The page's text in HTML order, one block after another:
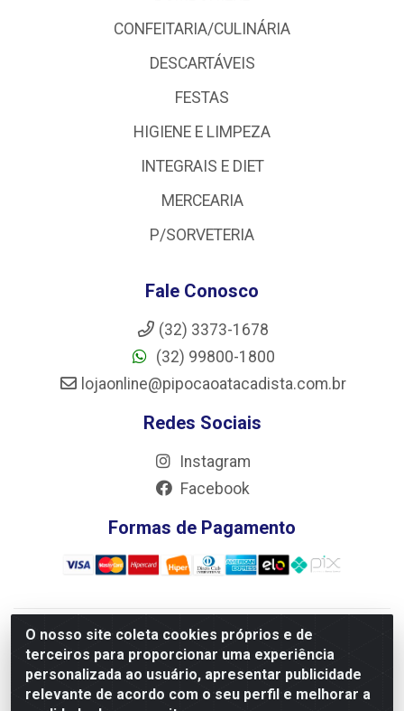
O nosso site coleta cookies próprios e de
terceiros para proporcionar uma experiência
personalizada ao usuário, apresentar publicidade
relevante de acordo com o seu perfil e melhorar a
CONFEITARIA/CULINÁRIA
DESCARTÁVEIS
FESTAS
HIGIENE E LIMPEZA
INTEGRAIS E DIET
MERCEARIA
P/SORVETERIA
Fale Conosco
(32) 3373-1678
(32) 99800-1800
lojaonline@pipocaoatacadista.com.br
Redes Sociais
Instagram
Facebook
Formas de Pagamento
JRS Distribuição e Logística LTDA - Rua Antônio do
Sacramento Torga 70, Vila Nossa Senhora de Fatima - São
João Del Rei/MG - CEP 36305-334 - CNPJ 66.194.085/0001-
02